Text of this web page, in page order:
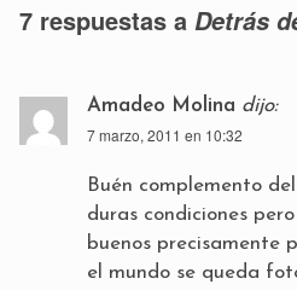
7 respuestas a Detrás
Amadeo Molina dijo:
7 marzo, 2011 en 10:32
Buén complemento
duras condiciones
buenos precisamente
el mundo se queda